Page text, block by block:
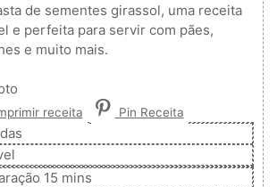
de sementes girassol, uma receita
e perfeita para servir com pães,
e muito mais.
receita Pin Receita
15 minutos
mins